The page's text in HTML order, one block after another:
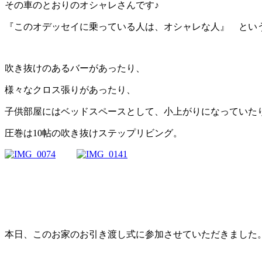
その車のとおりのオシャレさんです♪
『このオデッセイに乗っている人は、オシャレな人』 とい
吹き抜けのあるバーがあったり、
様々なクロス張りがあったり、
子供部屋にはベッドスペースとして、小上がりになっていた
圧巻は10帖の吹き抜けステップリビング。
本日、このお家のお引き渡し式に参加させていただきました。